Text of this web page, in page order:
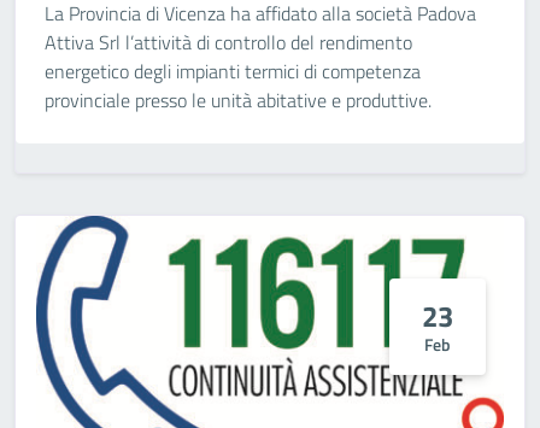
La Provincia di Vicenza ha affidato alla società Padova
Attiva Srl l’attività di controllo del rendimento
energetico degli impianti termici di competenza
provinciale presso le unità abitative e produttive.
23
Feb